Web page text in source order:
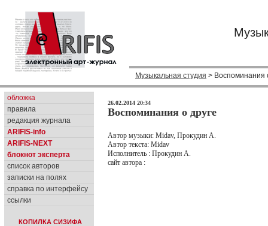
Музыкальная студия > Воспоминания
обложка
правила
редакция журнала
ARIFIS-info
ARIFIS-NEXT
блокнот эксперта
список авторов
записки на полях
справка по интерфейсу
ссылки
КОПИЛКА СИЗИФА
26.02.2014 20:34
Воспоминания о друге
Автор музыки: Midav, Прокудин А.
Автор текста: Midav
Исполнитель : Прокудин А.
сайт автора :